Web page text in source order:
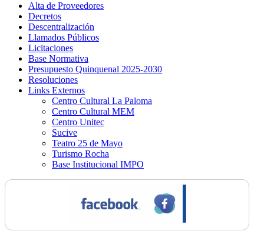
Alta de Proveedores
Decretos
Descentralización
Llamados Públicos
Licitaciones
Base Normativa
Presupuesto Quinquenal 2025-2030
Resoluciones
Links Externos
Centro Cultural La Paloma
Centro Cultural MEM
Centro Unitec
Sucive
Teatro 25 de Mayo
Turismo Rocha
Base Institucional IMPO